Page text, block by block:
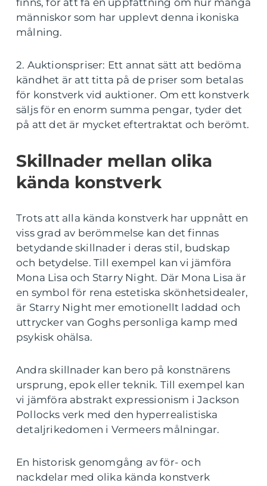
människor som har upplevt denna ikoniska
målning.
2. Auktionspriser: Ett annat sätt att bedöma
kändhet är att titta på de priser som betalas
för konstverk vid auktioner. Om ett konstverk
säljs för en enorm summa pengar, tyder det
på att det är mycket eftertraktat och berömt.
Skillnader mellan olika
kända konstverk
Trots att alla kända konstverk har uppnått en
viss grad av berömmelse kan det finnas
betydande skillnader i deras stil, budskap
och betydelse. Till exempel kan vi jämföra
Mona Lisa och Starry Night. Där Mona Lisa är
en symbol för rena estetiska skönhetsidealer,
är Starry Night mer emotionellt laddad och
uttrycker van Goghs personliga kamp med
psykisk ohälsa.
Andra skillnader kan bero på konstnärens
ursprung, epok eller teknik. Till exempel kan
vi jämföra abstrakt expressionism i Jackson
Pollocks verk med den hyperrealistiska
detaljrikedomen i Vermeers målningar.
En historisk genomgång av för- och
nackdelar med olika kända konstverk